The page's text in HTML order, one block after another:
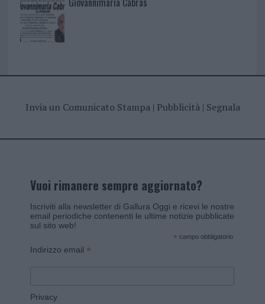
Invia un Comunicato Stampa| Pubblicità| Segnala
Vuoi rimanere sempre aggiornato?
Iscriviti alla newsletter di Gallura Oggi e ricevi le nostre
email periodiche contenenti le ultime notizie pubblicate
sul sito web!
* campo obbligatorio
Indirizzo email *
Privacy